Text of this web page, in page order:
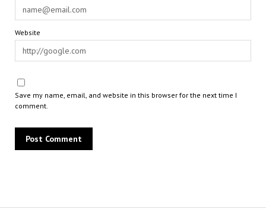
Website
Save my name, email, and website in this browser for the next time I
comment.